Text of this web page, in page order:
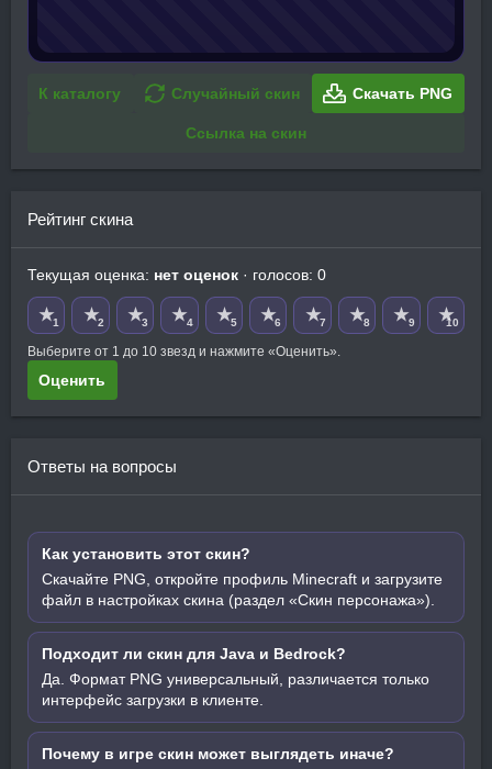
К каталогу Случайный скин Скачать PNG
Ссылка на скин
Рейтинг скина
Текущая оценка: нет оценок · голосов: 0
★1 ★2 ★3 ★4 ★5 ★6 ★7 ★8 ★9 ★10
Выберите от 1 до 10 звезд и нажмите «Оценить».
Оценить
Ответы на вопросы
Как установить этот скин?
Скачайте PNG, откройте профиль Minecraft и загрузите
файл в настройках скина (раздел «Скин персонажа»).
Подходит ли скин для Java и Bedrock?
Да. Формат PNG универсальный, различается только
интерфейс загрузки в клиенте.
Почему в игре скин может выглядеть иначе?